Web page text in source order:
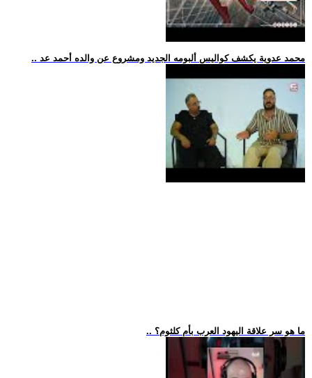
.. محمد عدوية يكشف كواليس ألبومه الجديد ومشروع عن والده أحمد عد
.. ما هو سر علاقة اليهود العرب بأم كلثوم؟